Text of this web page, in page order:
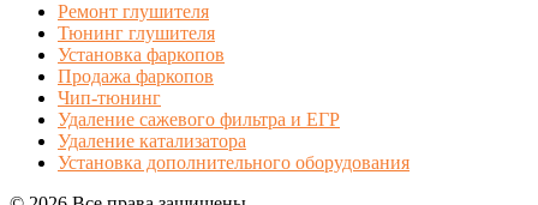
Ремонт глушителя
Тюнинг глушителя
Установка фаркопов
Продажа фаркопов
Чип-тюнинг
Удаление сажевого фильтра и ЕГР
Удаление катализатора
Установка дополнительного оборудования